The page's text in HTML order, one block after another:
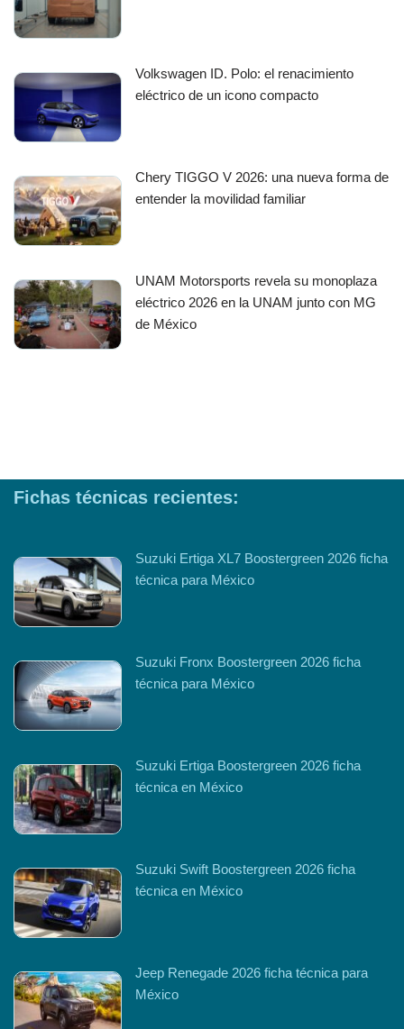
Volkswagen ID. Polo: el renacimiento
eléctrico de un icono compacto
Chery TIGGO V 2026: una nueva forma de
entender la movilidad familiar
UNAM Motorsports revela su monoplaza
eléctrico 2026 en la UNAM junto con MG
de México
Fichas técnicas recientes:
Suzuki Ertiga XL7 Boostergreen 2026 ficha
técnica para México
Suzuki Fronx Boostergreen 2026 ficha
técnica para México
Suzuki Ertiga Boostergreen 2026 ficha
técnica en México
Suzuki Swift Boostergreen 2026 ficha
técnica en México
Jeep Renegade 2026 ficha técnica para
México